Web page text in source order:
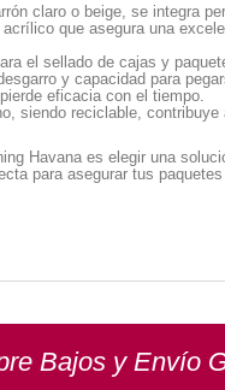
claro o beige, se integra
que asegura una
el sellado de cajas y
y capacidad para
eficacia con el tiempo.
siendo reciclable,
Havana es elegir una
para asegurar tus
Bajos y Envío